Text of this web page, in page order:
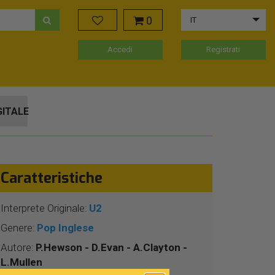
0 IT
Accedi Registrati
Caratteristiche
Interprete Originale: U2
Genere: Pop Inglese
Autore: P.Hewson - D.Evan - A.Clayton -
L.Mullen